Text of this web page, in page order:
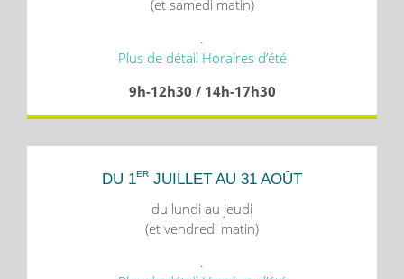
(et samedi matin)
.
Plus de détail Horaires d’été
9h-12h30 / 14h-17h30
DU 1ER JUILLET AU 31 AOÛT
du lundi au jeudi
(et vendredi matin)
.